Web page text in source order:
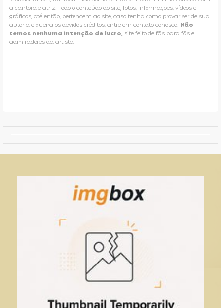
a cantora e atriz. Todo o conteúdo do site, fotos, informações, vídeos e
gráficos, até então, pertencem ao site, caso tenha como provar ser de sua
autoria e queira os devidos créditos, entre em contato conosco. Não
temos nenhuma intenção de lucro, site feito de fãs para fãs e
admiradores da artista.